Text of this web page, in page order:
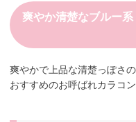
爽やか清楚なブルー
爽やかで上品な清楚っぽさ
おすすめのお呼ばれカラコン